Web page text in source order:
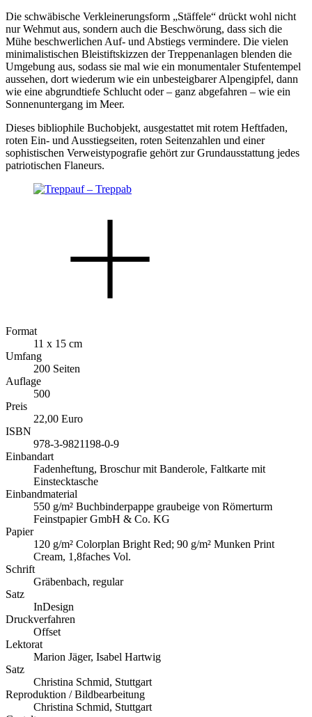
Die schwäbische Verkleinerungsform „Stäffele“ drückt wohl nicht
nur Wehmut aus, sondern auch die Beschwörung, dass sich die
Mühe beschwerlichen Auf- und Abstiegs vermindere. Die vielen
minimalistischen Bleistiftskizzen der Treppenanlagen blenden die
Umgebung aus, sodass sie mal wie ein monumentaler Stufentempel
aussehen, dort wiederum wie ein unbesteigbarer Alpengipfel, dann
wie eine abgrundtiefe Schlucht oder – ganz abgefahren – wie ein
Sonnenuntergang im Meer.
Dieses bibliophile Buchobjekt, ausgestattet mit rotem Heftfaden,
roten Ein- und Ausstiegseiten, roten Seitenzahlen und einer
sophistischen Verweistypografie gehört zur Grundausstattung jedes
patriotischen Flaneurs.
Format
11 x 15 cm
Umfang
200 Seiten
Auflage
500
Preis
22,00 Euro
ISBN
978-3-9821198-0-9
Einbandart
Fadenheftung, Broschur mit Banderole, Faltkarte mit
Einstecktasche
Einbandmaterial
550 g/m² Buchbinderpappe graubeige von Römerturm
Feinstpapier GmbH & Co. KG
Papier
120 g/m² Colorplan Bright Red; 90 g/m² Munken Print
Cream, 1,8faches Vol.
Schrift
Gräbenbach, regular
Satz
InDesign
Druckverfahren
Offset
Lektorat
Marion Jäger, Isabel Hartwig
Satz
Christina Schmid, Stuttgart
Reproduktion / Bildbearbeitung
Christina Schmid, Stuttgart